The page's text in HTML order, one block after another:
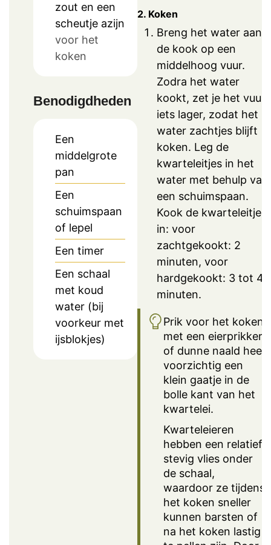
zout en een
scheutje azijn
voor het
koken
Benodigdheden
Een
middelgrote
pan
Een
schuimspaan
of lepel
Een timer
Een schaal
met koud
water (bij
voorkeur met
ijsblokjes)
2. Koken
Breng het water aan
de kook op een
middelhoog vuur.
Zodra het water
kookt, zet je het vuur
iets lager, zodat het
water zachtjes blijft
koken. Leg de
kwarteleitjes in het
water met behulp van
een schuimspaan.
Kook de kwarteleitjes
in: voor
zachtgekookt: 2
minuten, voor
hardgekookt: 3 tot 4
minuten.
Prik voor het koken
met een eierprikker
of dunne naald heel
voorzichtig een
klein gaatje in de
bolle kant van het
kwartelei.
Kwarteleieren
hebben een relatief
stevig vlies onder
de schaal,
waardoor ze tijdens
het koken sneller
kunnen barsten of
na het koken lastig